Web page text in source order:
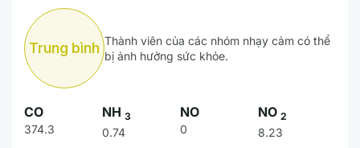
Trung bình Thành viên của các nhóm nhạy cảm có thể
bị ảnh hưởng sức khỏe.
CO
374.3
NH 3
0.74
NO
0
NO 2
8.23